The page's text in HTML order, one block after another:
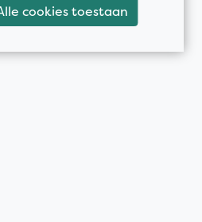
cookies toestaan